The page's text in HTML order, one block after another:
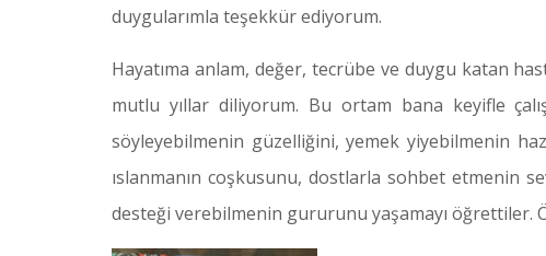
duygularımla teşekkür ediyorum.
Hayatıma anlam, değer, tecrübe ve duygu katan
mutlu yıllar diliyorum. Bu ortam bana keyifle
söyleyebilmenin güzelliğini, yemek yiyebilmenin
ıslanmanın coşkusunu, dostlarla sohbet etmenin
desteği verebilmenin gururunu yaşamayı öğrettiler.